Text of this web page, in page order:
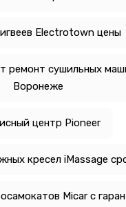
Electrotown цены
ремонт сушильных
Воронеже
центр Pioneer
кресел iMassage
Micar с